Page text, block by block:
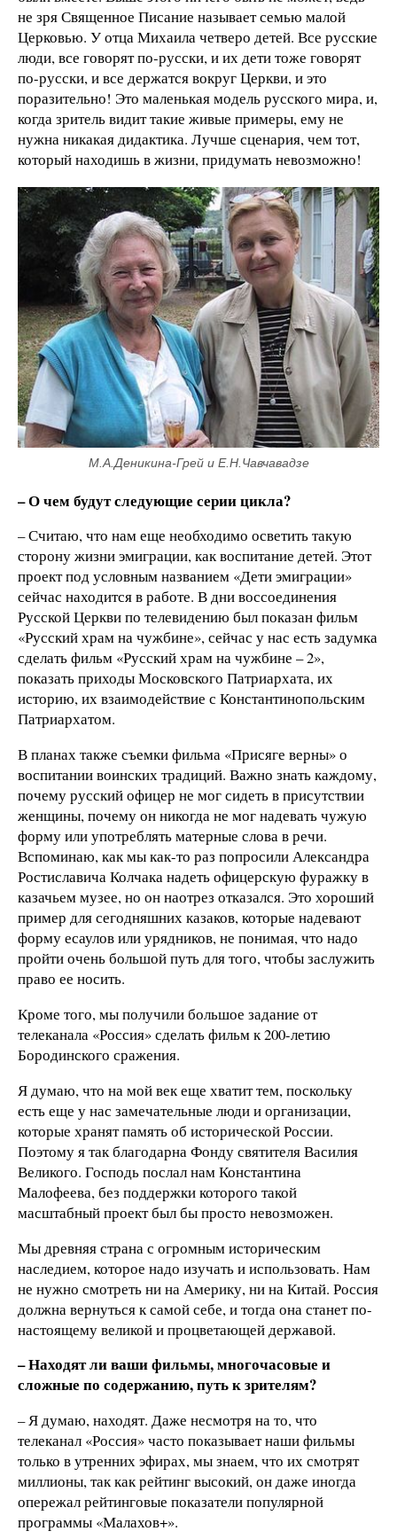
не зря Священное Писание называет семью малой
Церковью. У отца Михаила четверо детей. Все русские
люди, все говорят по-русски, и их дети тоже говорят
по-русски, и все держатся вокруг Церкви, и это
поразительно! Это маленькая модель русского мира, и,
когда зритель видит такие живые примеры, ему не
нужна никакая дидактика. Лучше сценария, чем тот,
который находишь в жизни, придумать невозможно!
М.А.Деникина-Грей и Е.Н.Чавчавадзе
– О чем будут следующие серии цикла?
– Считаю, что нам еще необходимо осветить такую
сторону жизни эмиграции, как воспитание детей. Этот
проект под условным названием «Дети эмиграции»
сейчас находится в работе. В дни воссоединения
Русской Церкви по телевидению был показан фильм
«Русский храм на чужбине», сейчас у нас есть задумка
сделать фильм «Русский храм на чужбине – 2»,
показать приходы Московского Патриархата, их
историю, их взаимодействие с Константинопольским
Патриархатом.
В планах также съемки фильма «Присяге верны» о
воспитании воинских традиций. Важно знать каждому,
почему русский офицер не мог сидеть в присутствии
женщины, почему он никогда не мог надевать чужую
форму или употреблять матерные слова в речи.
Вспоминаю, как мы как-то раз попросили Александра
Ростиславича Колчака надеть офицерскую фуражку в
казачьем музее, но он наотрез отказался. Это хороший
пример для сегодняшних казаков, которые надевают
форму есаулов или урядников, не понимая, что надо
пройти очень большой путь для того, чтобы заслужить
право ее носить.
Кроме того, мы получили большое задание от
телеканала «Россия» сделать фильм к 200-летию
Бородинского сражения.
Я думаю, что на мой век еще хватит тем, поскольку
есть еще у нас замечательные люди и организации,
которые хранят память об исторической России.
Поэтому я так благодарна Фонду святителя Василия
Великого. Господь послал нам Константина
Малофеева, без поддержки которого такой
масштабный проект был бы просто невозможен.
Мы древняя страна с огромным историческим
наследием, которое надо изучать и использовать. Нам
не нужно смотреть ни на Америку, ни на Китай. Россия
должна вернуться к самой себе, и тогда она станет по-
настоящему великой и процветающей державой.
– Находят ли ваши фильмы, многочасовые и
сложные по содержанию, путь к зрителям?
– Я думаю, находят. Даже несмотря на то, что
телеканал «Россия» часто показывает наши фильмы
только в утренних эфирах, мы знаем, что их смотрят
миллионы, так как рейтинг высокий, он даже иногда
опережал рейтинговые показатели популярной
программы «Малахов+».